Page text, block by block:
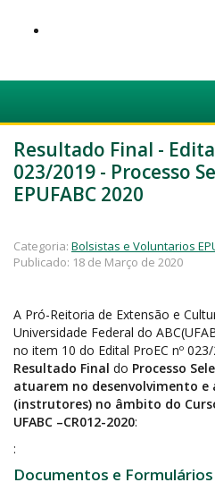
Resultado Final -
023/2019 - Processo
EPUFABC 2020
Categoria: Bolsistas e Voluntarios
Publicado: 18 de Março de 2020
A Pró-Reitoria de Extensão e
Universidade Federal do
no item 10 do Edital ProEC nº
Resultado Final do Processo
atuarem no desenvolvimento e
(instrutores) no âmbito do
UFABC –CR012-2020:
:
Documentos e Formulários